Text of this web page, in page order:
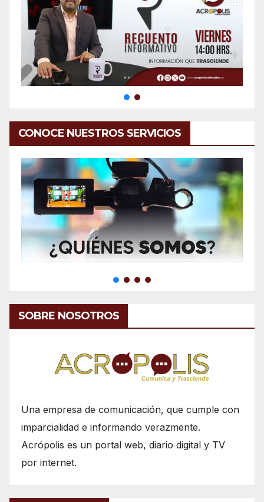
CONOCE NUESTROS SERVICIOS
SOBRE NOSOTROS
Una empresa de comunicación, que cumple con
imparcialidad e informando verazmente.
Acrópolis es un portal web, diario digital y TV
por internet.